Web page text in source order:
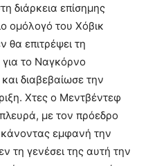
διάρκεια επίσημης
ομόλογό του Χόβικ
θα επιτρέψει τη
το Ναγκόρνο
διαβεβαίωσε την
Χτες ο Μεντβέντεφ
με τον πρόεδρο
κάνοντας εμφανή την
τη γενέσει της αυτή την